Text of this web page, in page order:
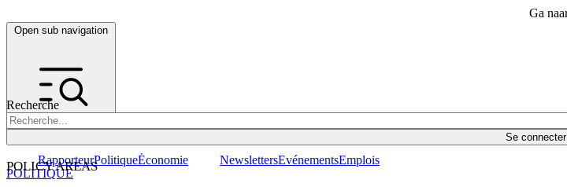
Ga
Open sub navigation
Recherche
Se connecter
POLICY AREAS
RapporteurPolitiqueÉconomie NewslettersEvénementsEmplois
POLITIQUE